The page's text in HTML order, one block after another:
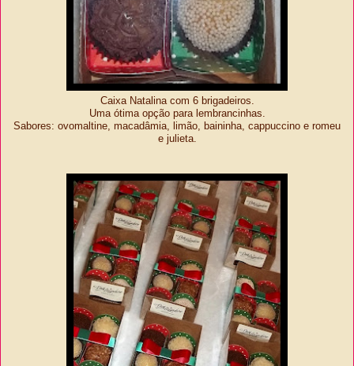
Caixa Natalina com 6 brigadeiros.
Uma ótima opção para lembrancinhas.
Sabores: ovomaltine, macadâmia, limão, baininha, cappuccino e romeu
e julieta.